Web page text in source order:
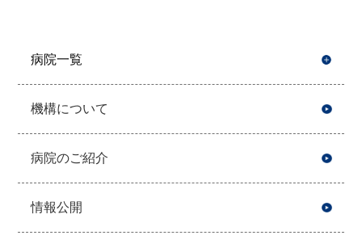
病院一覧
機構について
病院のご紹介
情報公開